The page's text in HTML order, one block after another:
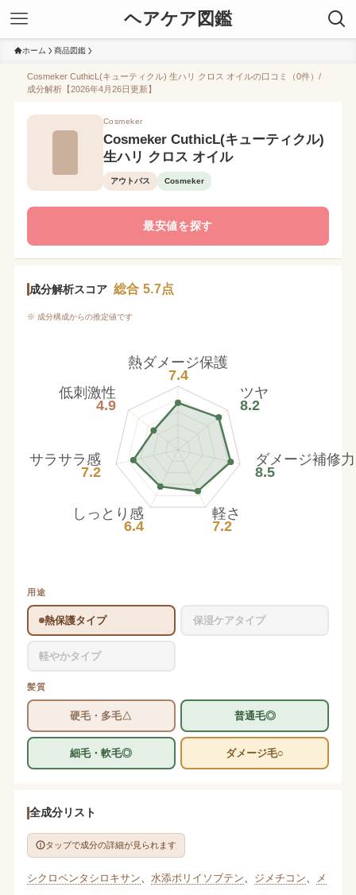
ヘアケア図鑑
ホーム 商品図鑑
Cosmeker CuthicL(キューティクル) 生ハリ クロス オイルの口コミ（0件）/
成分解析【2026年4月26日更新】
Cosmeker
Cosmeker CuthicL(キューティクル)
生ハリ クロス オイル
アウトバス Cosmeker
最安値を探す
成分解析スコア 総合 5.7点
※ 成分構成からの推定値です
熱ダメージ保護
7.4
ツヤ
8.2
ダメージ補修力
8.5
軽さ
7.2
しっとり感
6.4
サラサラ感
7.2
低刺激性
4.9
用途
熱保護タイプ 保湿ケアタイプ
軽やかタイプ
髪質
硬毛・多毛△ 普通毛◎
細毛・軟毛◎ ダメージ毛○
全成分リスト
タップで成分の詳細が見られます
シクロペンタシロキサン 水添ポリイソブテン ジメチコン
メ